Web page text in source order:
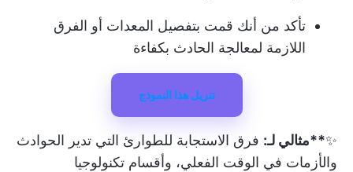
تأكد من أنك قمت بتفصيل المعدات أو الفرق
اللازمة لمعالجة الحادث بكفاءة
تنزيل هذا النموذج
✨**مثالي لـ: فرق الاستجابة للطوارئ التي تدير الحوادث
والأزمات في الوقت الفعلي، وأقسام تكنولوجيا